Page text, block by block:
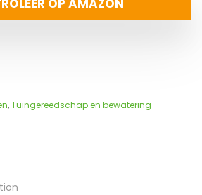
OP AMAZON
,Tuingereedschap en bewatering